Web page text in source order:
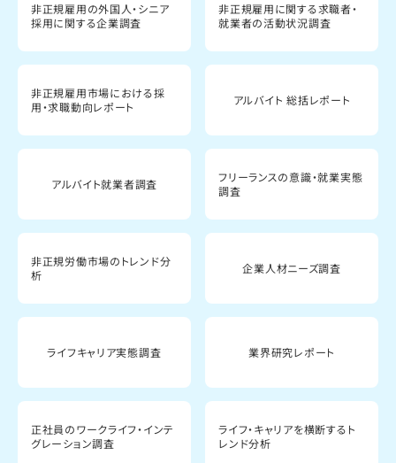
非正規雇用の外国人・シニア
採用に関する企業調査
非正規雇用に関する求職者・
就業者の活動状況調査
非正規雇用市場における採
用・求職動向レポート
アルバイト 総括レポート
アルバイト就業者調査
フリーランスの意識・就業実態
調査
非正規労働市場のトレンド分
析
企業人材ニーズ調査
ライフキャリア実態調査 業界研究レポート
正社員のワークライフ・インテ
グレーション調査
ライフ・キャリアを横断するト
レンド分析